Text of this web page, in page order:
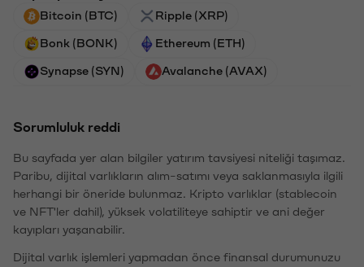
Bitcoin (BTC) Ripple (XRP)
Bonk (BONK) Ethereum (ETH)
Synapse (SYN) Avalanche (AVAX)
Sorumluluk reddi
Bu sayfada yer alan bilgiler yatırım tavsiyesi niteliği taşımaz.
Paribu, dijital varlıkların alım-satımı veya saklanmasıyla ilgili
herhangi bir öneride bulunmaz. Kripto varlıklar (stablecoin
ve NFT'ler dahil), yüksek volatiliteye sahiptir ve ani değer
kayıpları yaşanabilir.
Dijital varlık işlemleri yapmadan önce finansal durumunuzu